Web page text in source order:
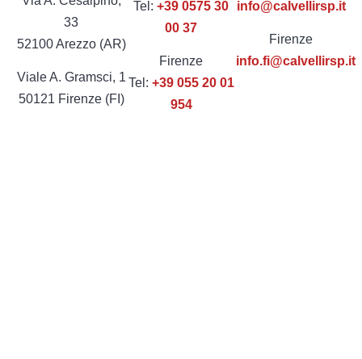
33
52100 Arezzo (AR)
Viale A. Gramsci, 1
50121 Firenze (FI)
Tel: +39 0575 30
00 37
Firenze
Tel: +39 055 20 01
954
info@calvellirsp.it
Firenze
info.fi@calvellirsp.it